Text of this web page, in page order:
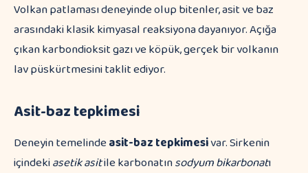
Volkan patlaması deneyinde olup bitenler, asit ve baz
arasındaki klasik kimyasal reaksiyona dayanıyor. Açığa
çıkan karbondioksit gazı ve köpük, gerçek bir volkanın
lav püskürtmesini taklit ediyor.
Asit-baz tepkimesi
Deneyin temelindeasit-baz tepkimesivar. Sirkenin
içindekiasetik asitile karbonatınsodyum bikarbonatı